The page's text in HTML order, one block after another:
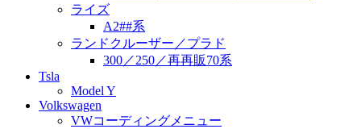
ライズ
A2##系
ランドクルーザー／プラド
300／250／再再販70系
Tsla
Model Y
Volkswagen
VWコーディングメニュー